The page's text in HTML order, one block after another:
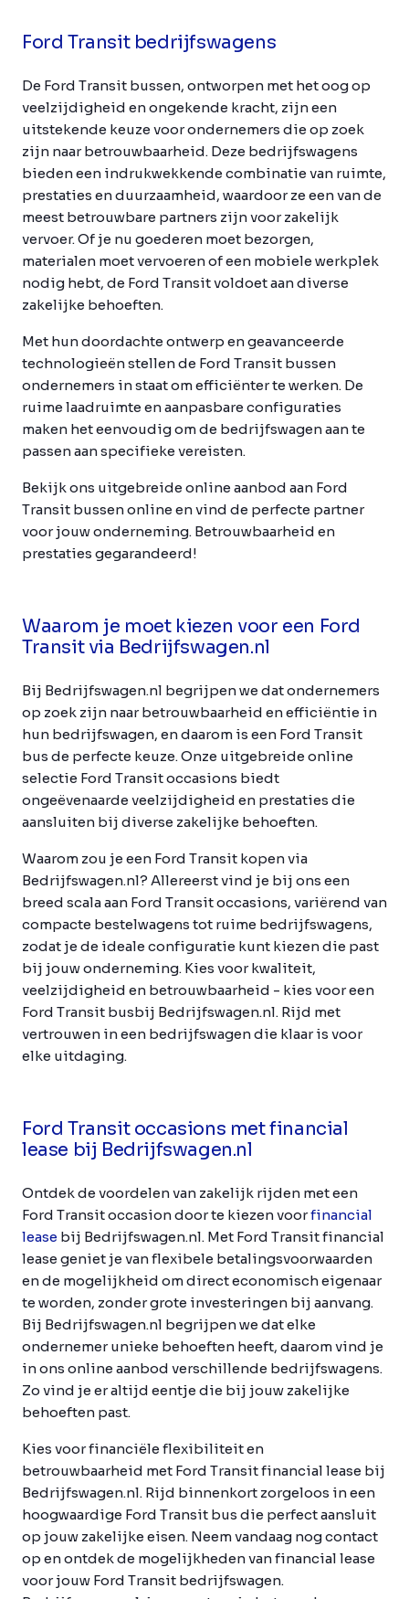
Ford Transit bedrijfswagens
De Ford Transit bussen, ontworpen met het oog op
veelzijdigheid en ongekende kracht, zijn een
uitstekende keuze voor ondernemers die op zoek
zijn naar betrouwbaarheid. Deze bedrijfswagens
bieden een indrukwekkende combinatie van ruimte,
prestaties en duurzaamheid, waardoor ze een van de
meest betrouwbare partners zijn voor zakelijk
vervoer. Of je nu goederen moet bezorgen,
materialen moet vervoeren of een mobiele werkplek
nodig hebt, de Ford Transit voldoet aan diverse
zakelijke behoeften.
Met hun doordachte ontwerp en geavanceerde
technologieën stellen de Ford Transit bussen
ondernemers in staat om efficiënter te werken. De
ruime laadruimte en aanpasbare configuraties
maken het eenvoudig om de bedrijfswagen aan te
passen aan specifieke vereisten.
Bekijk ons uitgebreide online aanbod aan Ford
Transit bussen online en vind de perfecte partner
voor jouw onderneming. Betrouwbaarheid en
prestaties gegarandeerd!
Waarom je moet kiezen voor een Ford
Transit via Bedrijfswagen.nl
Bij Bedrijfswagen.nl begrijpen we dat ondernemers
op zoek zijn naar betrouwbaarheid en efficiëntie in
hun bedrijfswagen, en daarom is een Ford Transit
bus de perfecte keuze. Onze uitgebreide online
selectie Ford Transit occasions biedt
ongeëvenaarde veelzijdigheid en prestaties die
aansluiten bij diverse zakelijke behoeften.
Waarom zou je een Ford Transit kopen via
Bedrijfswagen.nl? Allereerst vind je bij ons een
breed scala aan Ford Transit occasions, variërend van
compacte bestelwagens tot ruime bedrijfswagens,
zodat je de ideale configuratie kunt kiezen die past
bij jouw onderneming. Kies voor kwaliteit,
veelzijdigheid en betrouwbaarheid - kies voor een
Ford Transit busbij Bedrijfswagen.nl. Rijd met
vertrouwen in een bedrijfswagen die klaar is voor
elke uitdaging.
Ford Transit occasions met financial
lease bij Bedrijfswagen.nl
Ontdek de voordelen van zakelijk rijden met een
Ford Transit occasion door te kiezen voorfinancial
lease bij Bedrijfswagen.nl. Met Ford Transit financial
lease geniet je van flexibele betalingsvoorwaarden
en de mogelijkheid om direct economisch eigenaar
te worden, zonder grote investeringen bij aanvang.
Bij Bedrijfswagen.nl begrijpen we dat elke
ondernemer unieke behoeften heeft, daarom vind je
in ons online aanbod verschillende bedrijfswagens.
Zo vind je er altijd eentje die bij jouw zakelijke
behoeften past.
Kies voor financiële flexibiliteit en
betrouwbaarheid met Ford Transit financial lease bij
Bedrijfswagen.nl. Rijd binnenkort zorgeloos in een
hoogwaardige Ford Transit bus die perfect aansluit
op jouw zakelijke eisen. Neem vandaag nog contact
op en ontdek de mogelijkheden van financial lease
voor jouw Ford Transit bedrijfswagen.